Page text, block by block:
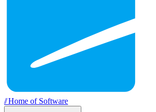
//Home of Software